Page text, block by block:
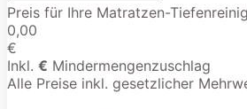
Preis für Ihre Matratzen-
0,00
€
Inkl. € Mindermengenzuschlag
Alle Preise inkl. gesetzlicher